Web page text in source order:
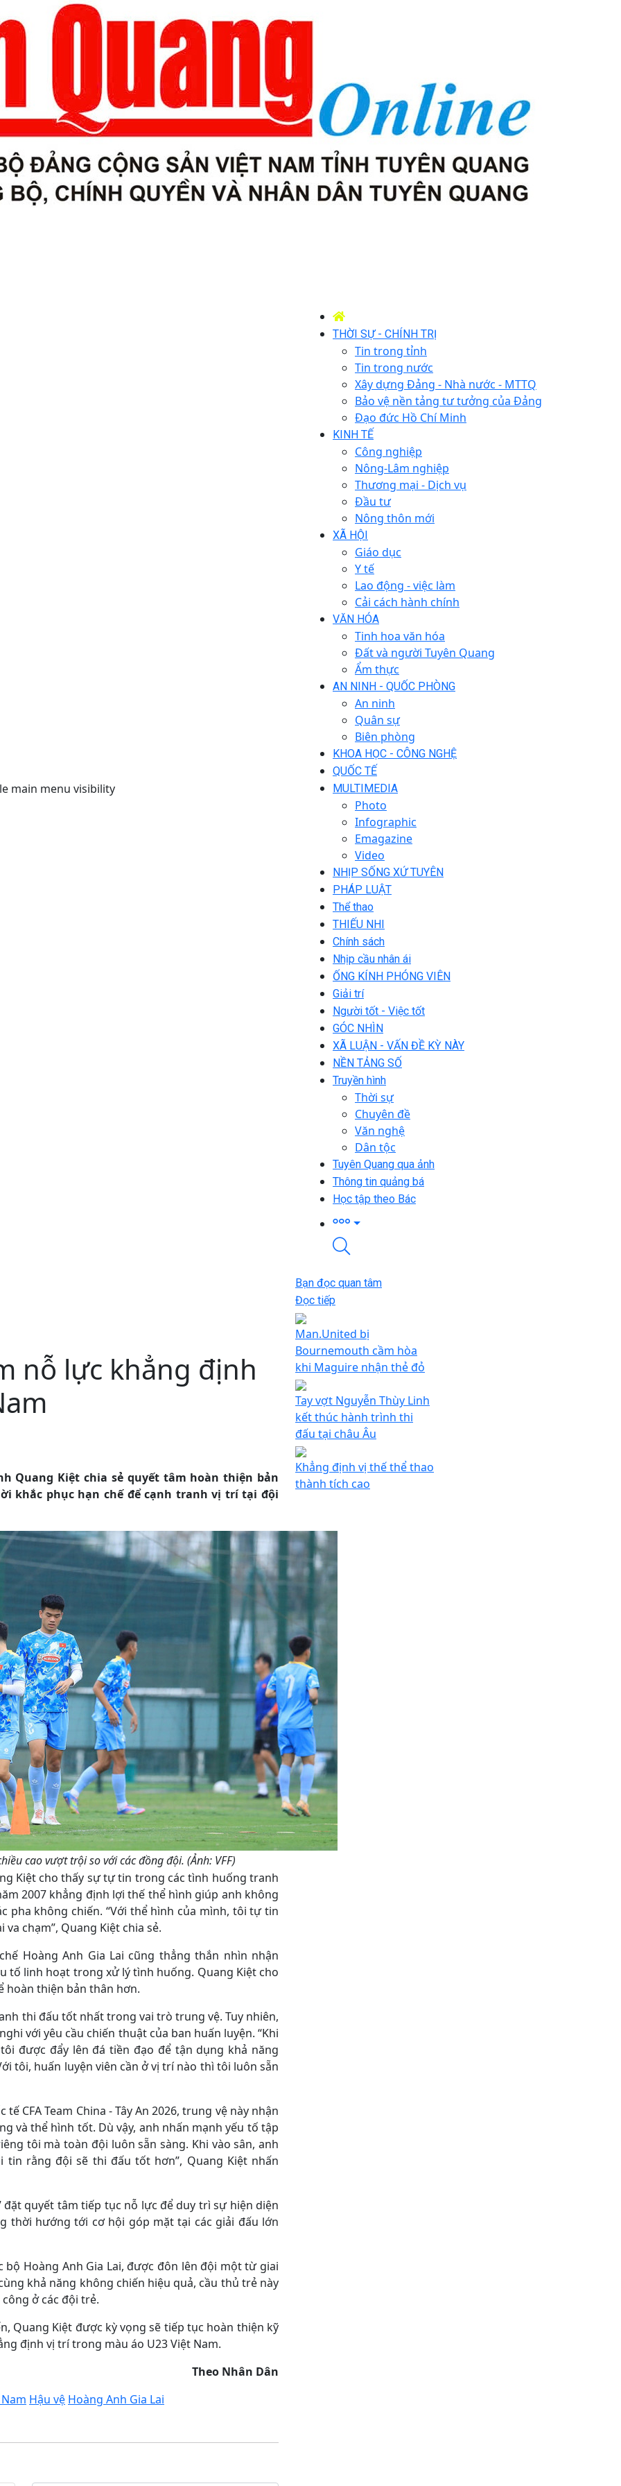
main menu visibility
THỜI SỰ - CHÍNH TRỊ
Tin trong tỉnh
Tin trong nước
Xây dựng Đảng - Nhà nước - MTTQ
Bảo vệ nền tảng tư tưởng của Đảng
Đạo đức Hồ Chí Minh
KINH TẾ
Công nghiệp
Nông-Lâm nghiệp
Thương mại - Dịch vụ
Đầu tư
Nông thôn mới
XÃ HỘI
Giáo dục
Y tế
Lao động - việc làm
Cải cách hành chính
VĂN HÓA
Tinh hoa văn hóa
Đất và người Tuyên Quang
Ẩm thực
AN NINH - QUỐC PHÒNG
An ninh
Quân sự
Biên phòng
KHOA HỌC - CÔNG NGHỆ
QUỐC TẾ
MULTIMEDIA
Photo
Infographic
Emagazine
Video
NHỊP SỐNG XỨ TUYÊN
PHÁP LUẬT
Thể thao
THIẾU NHI
Chính sách
Nhịp cầu nhân ái
ỐNG KÍNH PHÓNG VIÊN
Giải trí
Người tốt - Việc tốt
GÓC NHÌN
XÃ LUẬN - VẤN ĐỀ KỲ NÀY
NỀN TẢNG SỐ
Truyền hình
Thời sự
Chuyên đề
Văn nghệ
Dân tộc
Tuyên Quang qua ảnh
Thông tin quảng bá
Học tập theo Bác
nỗ lực khẳng định
Quang Kiệt chia sẻ quyết tâm hoàn thiện bản
khắc phục hạn chế để cạnh tranh vị trí tại đội
cao vượt trội so với các đồng đội. (Ảnh: VFF)
Kiệt cho thấy sự tự tin trong các tình huống tranh
2007 khẳng định lợi thế thể hình giúp anh không
pha không chiến. “Với thể hình của mình, tôi tự tin
chạm”, Quang Kiệt chia sẻ.
Hoàng Anh Gia Lai cũng thẳng thắn nhìn nhận
tố linh hoạt trong xử lý tình huống. Quang Kiệt cho
hoàn thiện bản thân hơn.
thi đấu tốt nhất trong vai trò trung vệ. Tuy nhiên,
với yêu cầu chiến thuật của ban huấn luyện. “Khi
được đẩy lên đá tiền đạo để tận dụng khả năng
tôi, huấn luyện viên cần ở vị trí nào thì tôi luôn sẵn
CFA Team China - Tây An 2026, trung vệ này nhận
và thể hình tốt. Dù vậy, anh nhấn mạnh yếu tố tập
tôi mà toàn đội luôn sẵn sàng. Khi vào sân, anh
rằng đội sẽ thi đấu tốt hơn”, Quang Kiệt nhấn
quyết tâm tiếp tục nỗ lực để duy trì sự hiện diện
thời hướng tới cơ hội góp mặt tại các giải đấu lớn
Hoàng Anh Gia Lai, được đôn lên đội một từ giai
khả năng không chiến hiệu quả, cầu thủ trẻ này
ở các đội trẻ.
Quang Kiệt được kỳ vọng sẽ tiếp tục hoàn thiện kỹ
định vị trí trong màu áo U23 Việt Nam.
Theo Nhân Dân
Hậu vệ Hoàng Anh Gia Lai
Bạn đọc quan tâm
Đọc tiếp
Man.United bị
Bournemouth cầm hòa
khi Maguire nhận thẻ đỏ
Tay vợt Nguyễn Thùy Linh
kết thúc hành trình thi
đấu tại châu Âu
Khẳng định vị thế thể thao
thành tích cao